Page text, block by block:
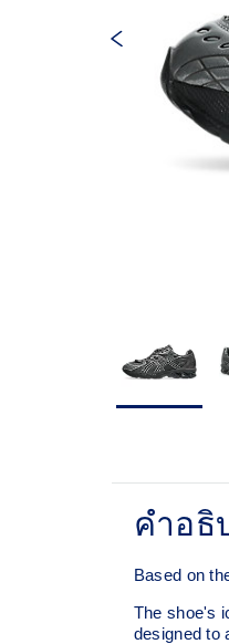
คำอธิ
Based on
The shoe's
designed to